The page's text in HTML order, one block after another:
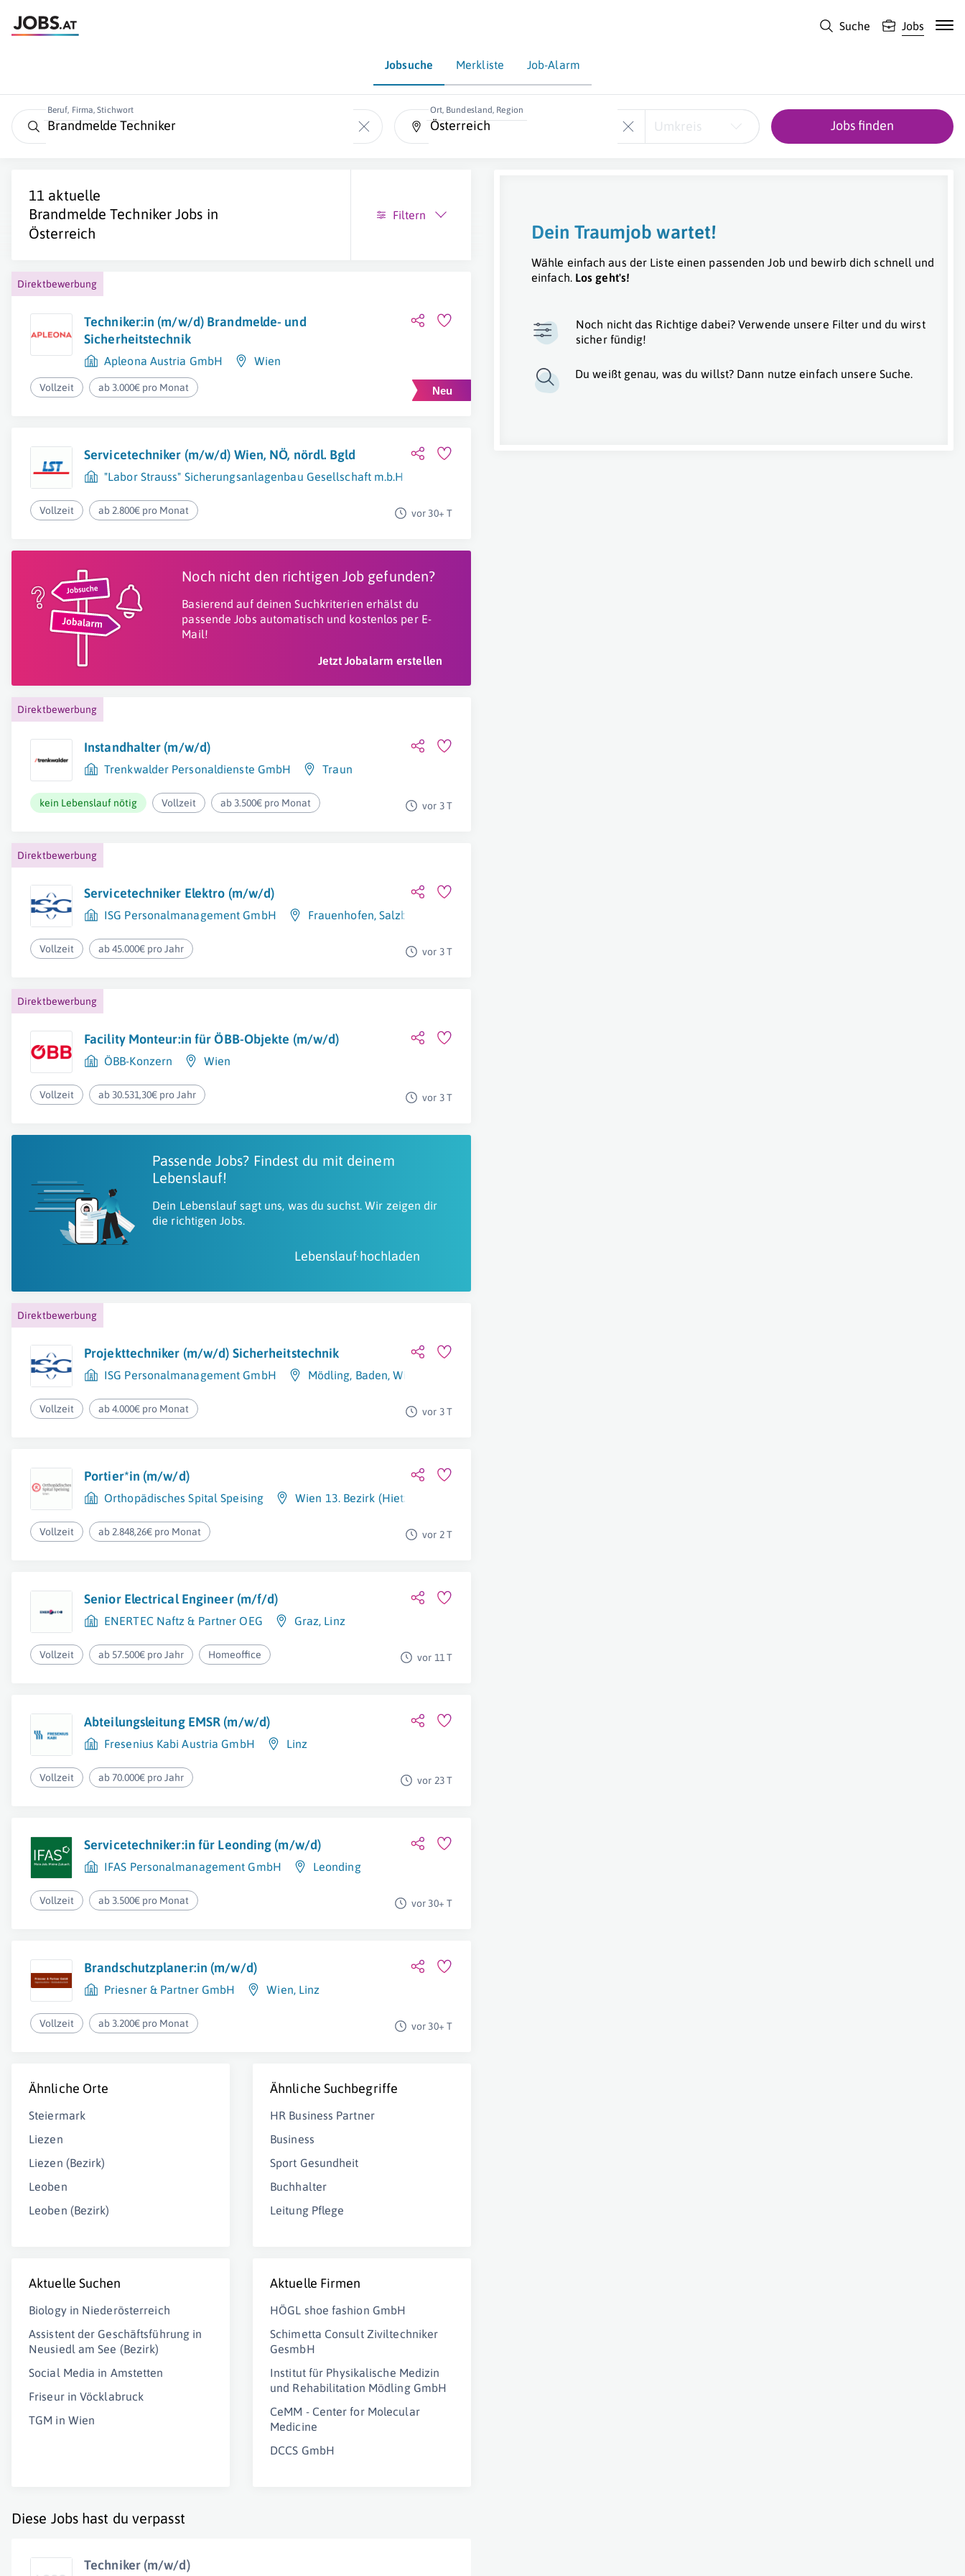
Suche Jobs
Jobsuche Merkliste Job-Alarm
Beruf, Firma, Stichwort Ort, Bundesland, Region
Umkreis Jobs finden
11 aktuelle
Brandmelde Techniker Jobs in
Österreich
Filtern
Direktbewerbung
Techniker:in (m/w/d) Brandmelde- und
Sicherheitstechnik
Apleona Austria GmbH Wien
Vollzeit ab 3.000€ pro Monat
Servicetechniker (m/w/d) Wien, NÖ, nördl. Bgld
"Labor Strauss" Sicherungsanlagenbau Gesellschaft m.b.H.
Vollzeit ab 2.800€ pro Monat vor 30+ T
Noch nicht den richtigen Job gefunden?
Basierend auf deinen Suchkriterien erhälst du
passende Jobs automatisch und kostenlos per E-
Mail!
Jetzt Jobalarm erstellen
Direktbewerbung
Instandhalter (m/w/d)
Trenkwalder Personaldienste GmbH Traun
kein Lebenslauf nötig Vollzeit ab 3.500€ pro Monat vor 3 T
Direktbewerbung
Servicetechniker Elektro (m/w/d)
ISG Personalmanagement GmbH Frauenhofen,Salzburg
Vollzeit ab 45.000€ pro Jahr vor 3 T
Direktbewerbung
Facility Monteur:in für ÖBB-Objekte (m/w/d)
ÖBB-Konzern Wien
Vollzeit ab 30.531,30€ pro Jahr vor 3 T
Passende Jobs? Findest du mit deinem
Lebenslauf!
Dein Lebenslauf sagt uns, was du suchst. Wir zeigen dir
die richtigen Jobs.
Lebenslauf hochladen
Direktbewerbung
Projekttechniker (m/w/d) Sicherheitstechnik
ISG Personalmanagement GmbH Mödling, Baden,Wien
Vollzeit ab 4.000€ pro Monat vor 3 T
Portier*in (m/w/d)
Orthopädisches Spital Speising Wien 13. Bezirk (Hietzing)
Vollzeit ab 2.848,26€ pro Monat vor 2 T
Senior Electrical Engineer (m/f/d)
ENERTEC Naftz & Partner OEG Graz, Linz
Vollzeit ab 57.500€ pro Jahr Homeoffice vor 11 T
Abteilungsleitung EMSR (m/w/d)
Fresenius Kabi Austria GmbH Linz
Vollzeit ab 70.000€ pro Jahr vor 23 T
Servicetechniker:in für Leonding (m/w/d)
IFAS Personalmanagement GmbH Leonding
Vollzeit ab 3.500€ pro Monat vor 30+ T
Brandschutzplaner:in (m/w/d)
Priesner & Partner GmbH Wien, Linz
Vollzeit ab 3.200€ pro Monat vor 30+ T
Ähnliche Orte
Steiermark
Liezen
Liezen (Bezirk)
Leoben
Leoben (Bezirk)
Ähnliche Suchbegriffe
HR Business Partner
Business
Sport Gesundheit
Buchhalter
Leitung Pflege
Aktuelle Suchen
Biology in Niederösterreich
Assistent der Geschäftsführung in
Neusiedl am See (Bezirk)
Social Media in Amstetten
Friseur in Vöcklabruck
TGM in Wien
Aktuelle Firmen
HÖGL shoe fashion GmbH
Schimetta Consult Ziviltechniker
GesmbH
Institut für Physikalische Medizin
und Rehabilitation Mödling GmbH
CeMM - Center for Molecular
Medicine
DCCS GmbH
Diese Jobs hast du verpasst
Techniker (m/w/d)
Dein Traumjob wartet!
Wähle einfach aus der Liste einen passenden Job und bewirb dich schnell und
einfach. Los geht's!
Noch nicht das Richtige dabei? Verwende unsere Filter und du wirst
sicher fündig!
Du weißt genau, was du willst? Dann nutze einfach unsere Suche.